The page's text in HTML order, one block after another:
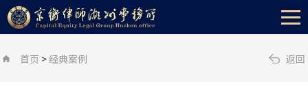
首页 >经典案例 返回